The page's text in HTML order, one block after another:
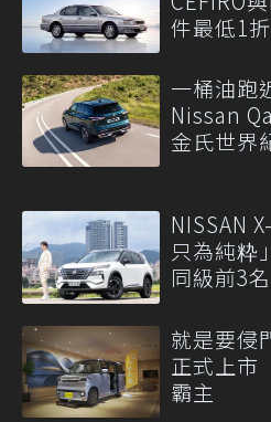
件最低1折
一桶油跑
Nissan
金氏世界
NISSAN
只為純粋
同級前3名
就是要侵
正式上
霸主